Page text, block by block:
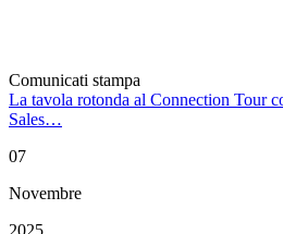
Comunicati stampa
La tavola rotonda al Connection Tour
Sales…
07
Novembre